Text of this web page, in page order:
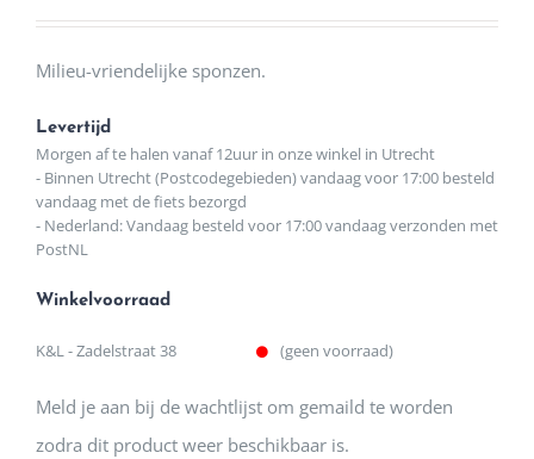
Milieu-vriendelijke sponzen.
Levertijd
Morgen af te halen vanaf 12uur in onze winkel in Utrecht
- Binnen Utrecht (Postcodegebieden) vandaag voor 17:00 besteld
vandaag met de fiets bezorgd
- Nederland: Vandaag besteld voor 17:00 vandaag verzonden met
PostNL
Winkelvoorraad
K&L - Zadelstraat 38 (geen voorraad)
Meld je aan bij de wachtlijst om gemaild te worden
zodra dit product weer beschikbaar is.